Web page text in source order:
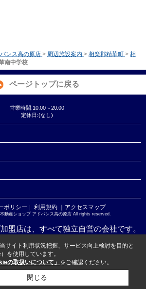
ンス高の原店 > 周辺施設案内 > 相楽郡精華町 > 相
南中学校
ページトップに戻る
営業時間:10:00～20:00
定休日:(なし)
ポリシー ｜ 利用規約 ｜アクセスマップ
動産ショップ アドバンス高の原店 All rights reserved.
盟店は、すべて独立自営の会社です。
サイト利用状況把握、サービス向上検討を目的と
を使用しています。
の取扱いについて」 をご確認ください。
閉じる